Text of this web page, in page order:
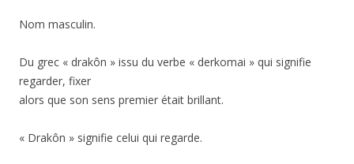
Nom masculin.
Du grec « drakôn » issu du verbe « derkomai » qui signifie
regarder, fixer
alors que son sens premier était brillant.
« Drakôn » signifie celui qui regarde.